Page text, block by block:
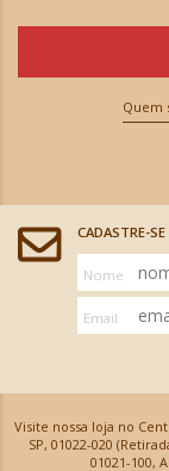
Quem
CADASTRE-
Nome
Email
Visite nossa loja no
SP, 01022-020
01021-100,